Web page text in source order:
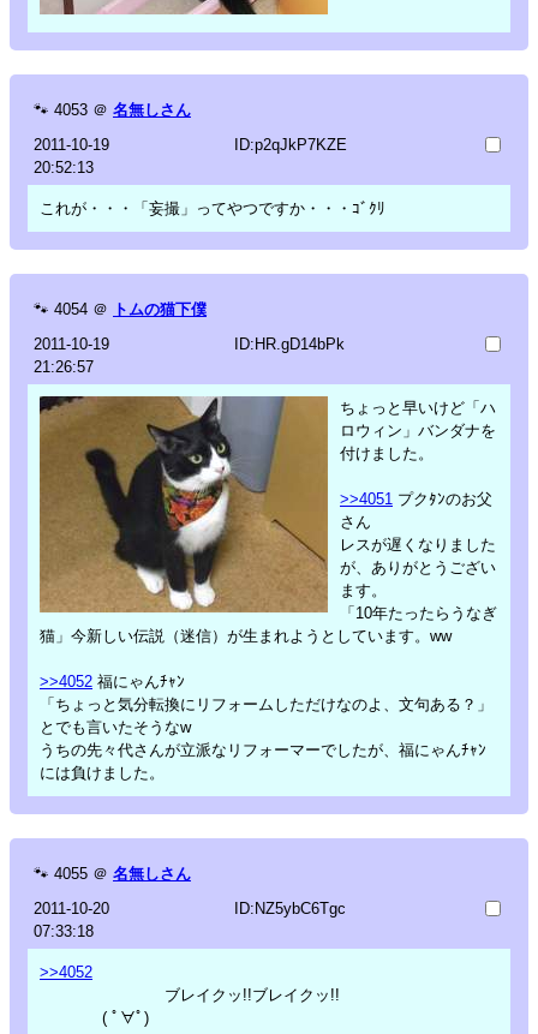
🐾 4053 ＠ 名無しさん
2011-10-19
20:52:13
ID:p2qJkP7KZE
これが・・・「妄撮」ってやつですか・・・ｺﾞｸﾘ
🐾 4054 ＠ トムの猫下僕
2011-10-19
21:26:57
ID:HR.gD14bPk
ちょっと早いけど「ハ
ロウィン」バンダナを
付けました。
>>4051 プクﾀﾝのお父
さん
レスが遅くなりました
が、ありがとうござい
ます。
「10年たったらうなぎ
猫」今新しい伝説（迷信）が生まれようとしています。ww
>>4052 福にゃんﾁｬﾝ
「ちょっと気分転換にリフォームしただけなのよ、文句ある？」
とでも言いたそうなw
うちの先々代さんが立派なリフォーマーでしたが、福にゃんﾁｬﾝ
には負けました。
🐾 4055 ＠ 名無しさん
2011-10-20
07:33:18
ID:NZ5ybC6Tgc
>>4052
ブレイクッ!!ブレイクッ!!
( ﾟ∀ﾟ)